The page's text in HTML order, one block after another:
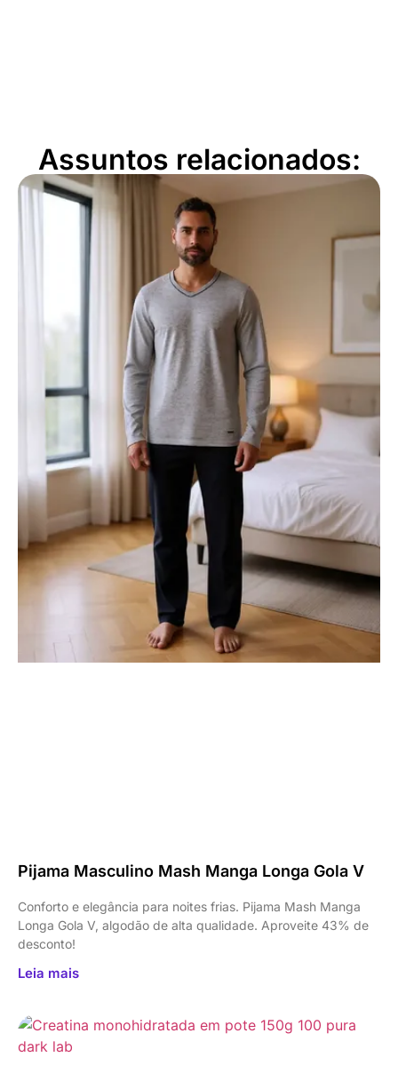
Assuntos relacionados:
Pijama Masculino Mash Manga Longa Gola V
Conforto e elegância para noites frias. Pijama Mash Manga
Longa Gola V, algodão de alta qualidade. Aproveite 43% de
desconto!
Leia mais